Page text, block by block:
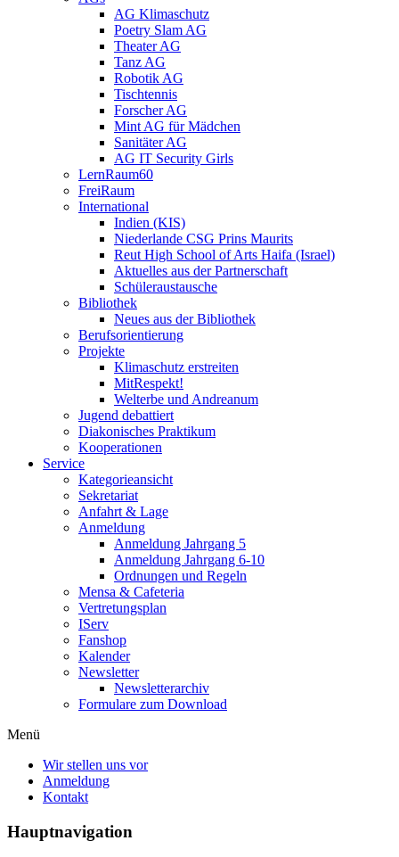
AG Klimaschutz
Poetry Slam AG
Theater AG
Tanz AG
Robotik AG
Tischtennis
Forscher AG
Mint AG für Mädchen
Sanitäter AG
AG IT Security Girls
LernRaum60
FreiRaum
International
Indien (KIS)
Niederlande CSG Prins Maurits
Reut High School of Arts Haifa (Israel)
Aktuelles aus der Partnerschaft
Schüleraustausche
Bibliothek
Neues aus der Bibliothek
Berufsorientierung
Projekte
Klimaschutz erstreiten
MitRespekt!
Welterbe und Andreanum
Jugend debattiert
Diakonisches Praktikum
Kooperationen
Service
Kategorieansicht
Sekretariat
Anfahrt & Lage
Anmeldung
Anmeldung Jahrgang 5
Anmeldung Jahrgang 6-10
Ordnungen und Regeln
Mensa & Cafeteria
Vertretungsplan
IServ
Fanshop
Kalender
Newsletter
Newsletterarchiv
Formulare zum Download
Menü
Wir stellen uns vor
Anmeldung
Kontakt
Hauptnavigation